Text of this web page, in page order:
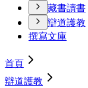
藏書讀書
辯道護教
撰寫文庫
首頁
辯道護教